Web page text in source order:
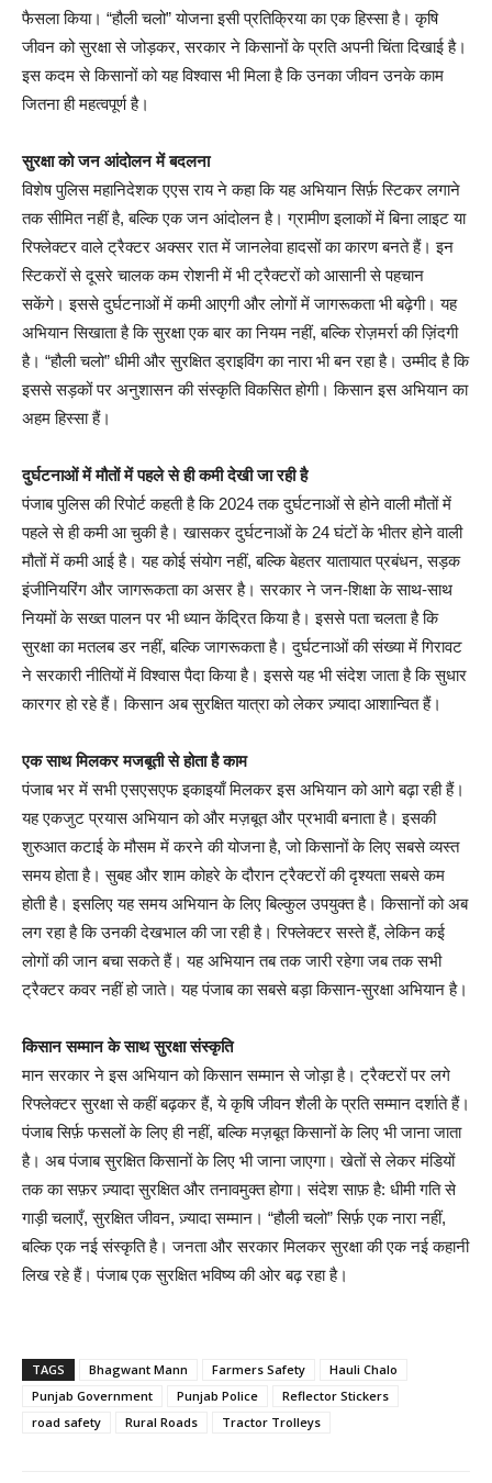
फैसला किया। “हौली चलो” योजना इसी प्रतिक्रिया का एक हिस्सा है। कृषि
जीवन को सुरक्षा से जोड़कर, सरकार ने किसानों के प्रति अपनी चिंता दिखाई है।
इस कदम से किसानों को यह विश्वास भी मिला है कि उनका जीवन उनके काम
जितना ही महत्वपूर्ण है।
सुरक्षा को जन आंदोलन में बदलना
विशेष पुलिस महानिदेशक एएस राय ने कहा कि यह अभियान सिर्फ़ स्टिकर लगाने
तक सीमित नहीं है, बल्कि एक जन आंदोलन है। ग्रामीण इलाकों में बिना लाइट या
रिफ्लेक्टर वाले ट्रैक्टर अक्सर रात में जानलेवा हादसों का कारण बनते हैं। इन
स्टिकरों से दूसरे चालक कम रोशनी में भी ट्रैक्टरों को आसानी से पहचान
सकेंगे। इससे दुर्घटनाओं में कमी आएगी और लोगों में जागरूकता भी बढ़ेगी। यह
अभियान सिखाता है कि सुरक्षा एक बार का नियम नहीं, बल्कि रोज़मर्रा की ज़िंदगी
है। “हौली चलो” धीमी और सुरक्षित ड्राइविंग का नारा भी बन रहा है। उम्मीद है कि
इससे सड़कों पर अनुशासन की संस्कृति विकसित होगी। किसान इस अभियान का
अहम हिस्सा हैं।
दुर्घटनाओं में मौतों में पहले से ही कमी देखी जा रही है
पंजाब पुलिस की रिपोर्ट कहती है कि 2024 तक दुर्घटनाओं से होने वाली मौतों में
पहले से ही कमी आ चुकी है। खासकर दुर्घटनाओं के 24 घंटों के भीतर होने वाली
मौतों में कमी आई है। यह कोई संयोग नहीं, बल्कि बेहतर यातायात प्रबंधन, सड़क
इंजीनियरिंग और जागरूकता का असर है। सरकार ने जन-शिक्षा के साथ-साथ
नियमों के सख्त पालन पर भी ध्यान केंद्रित किया है। इससे पता चलता है कि
सुरक्षा का मतलब डर नहीं, बल्कि जागरूकता है। दुर्घटनाओं की संख्या में गिरावट
ने सरकारी नीतियों में विश्वास पैदा किया है। इससे यह भी संदेश जाता है कि सुधार
कारगर हो रहे हैं। किसान अब सुरक्षित यात्रा को लेकर ज़्यादा आशान्वित हैं।
एक साथ मिलकर मजबूती से होता है काम
पंजाब भर में सभी एसएसएफ इकाइयाँ मिलकर इस अभियान को आगे बढ़ा रही हैं।
यह एकजुट प्रयास अभियान को और मज़बूत और प्रभावी बनाता है। इसकी
शुरुआत कटाई के मौसम में करने की योजना है, जो किसानों के लिए सबसे व्यस्त
समय होता है। सुबह और शाम कोहरे के दौरान ट्रैक्टरों की दृश्यता सबसे कम
होती है। इसलिए यह समय अभियान के लिए बिल्कुल उपयुक्त है। किसानों को अब
लग रहा है कि उनकी देखभाल की जा रही है। रिफ्लेक्टर सस्ते हैं, लेकिन कई
लोगों की जान बचा सकते हैं। यह अभियान तब तक जारी रहेगा जब तक सभी
ट्रैक्टर कवर नहीं हो जाते। यह पंजाब का सबसे बड़ा किसान-सुरक्षा अभियान है।
किसान सम्मान के साथ सुरक्षा संस्कृति
मान सरकार ने इस अभियान को किसान सम्मान से जोड़ा है। ट्रैक्टरों पर लगे
रिफ्लेक्टर सुरक्षा से कहीं बढ़कर हैं, ये कृषि जीवन शैली के प्रति सम्मान दर्शाते हैं।
पंजाब सिर्फ़ फसलों के लिए ही नहीं, बल्कि मज़बूत किसानों के लिए भी जाना जाता
है। अब पंजाब सुरक्षित किसानों के लिए भी जाना जाएगा। खेतों से लेकर मंडियों
तक का सफ़र ज़्यादा सुरक्षित और तनावमुक्त होगा। संदेश साफ़ है: धीमी गति से
गाड़ी चलाएँ, सुरक्षित जीवन, ज़्यादा सम्मान। “हौली चलो” सिर्फ़ एक नारा नहीं,
बल्कि एक नई संस्कृति है। जनता और सरकार मिलकर सुरक्षा की एक नई कहानी
लिख रहे हैं। पंजाब एक सुरक्षित भविष्य की ओर बढ़ रहा है।
TAGS Bhagwant Mann Farmers Safety
Hauli Chalo
Punjab Government
Punjab Police
Reflector Stickers
road safety
Rural Roads Tractor Trolleys